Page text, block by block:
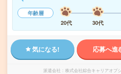
年齢層
20代
30代
気になる! 応募へ進
派遣会社 株式会社綜合キャリアオプ